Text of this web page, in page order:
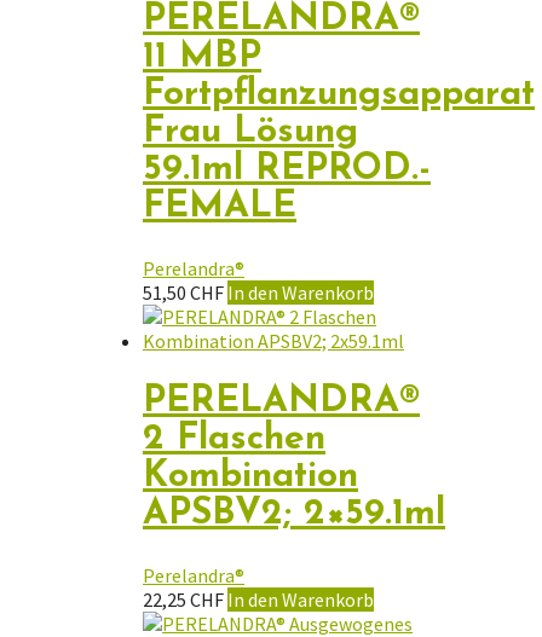
PERELANDRA®
11 MBP
Fortpflanzungsapparat
Frau Lösung
59.1ml REPROD.-
FEMALE
Perelandra®
51,50 CHF In den Warenkorb
PERELANDRA®
2 Flaschen
Kombination
APSBV2; 2×59.1ml
Perelandra®
22,25 CHF In den Warenkorb